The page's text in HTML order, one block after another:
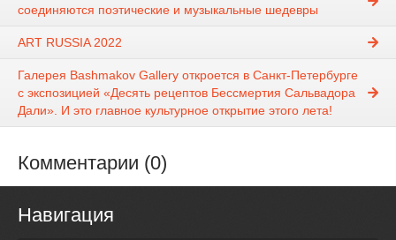
соединяются поэтические и музыкальные шедевры
ART RUSSIA 2022
Галерея Bashmakov Gallery откроется в Санкт-Петербурге
с экспозицией «Десять рецептов Бессмертия Сальвадора
Дали». И это главное культурное открытие этого лета!
Комментарии (0)
Навигация